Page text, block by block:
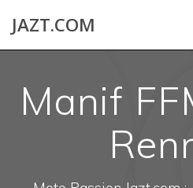
JAZT.COM
Manif